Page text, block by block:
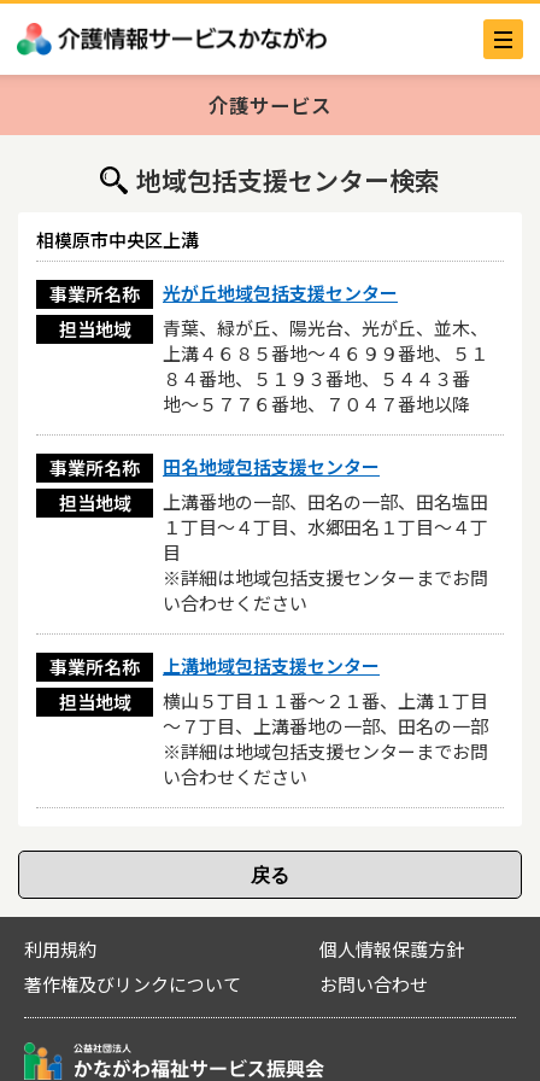
介護サービス
地域包括支援センター検索
相模原市中央区上溝
事業所名称
光が丘地域包括支援センター
担当地域
青葉、緑が丘、陽光台、光が丘、並木、
上溝４６８５番地〜４６９９番地、５１
８４番地、５１９３番地、５４４３番
地〜５７７６番地、７０４７番地以降
事業所名称
田名地域包括支援センター
担当地域
上溝番地の一部、田名の一部、田名塩田
１丁目～４丁目、水郷田名１丁目～４丁
目
※詳細は地域包括支援センターまでお問
い合わせください
事業所名称
上溝地域包括支援センター
担当地域
横山５丁目１１番～２１番、上溝１丁目
～７丁目、上溝番地の一部、田名の一部
※詳細は地域包括支援センターまでお問
い合わせください
利用規約
個人情報保護方針
著作権及びリンクについて
お問い合わせ